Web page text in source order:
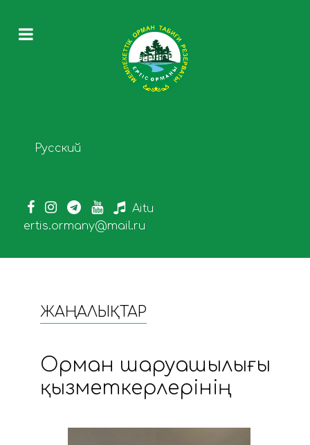
Select your language
Русский
Aitu
ertis.ormany@mail.ru
ЖАҢАЛЫҚТАР
Орман шаруашылығы
қызметкерлерінің